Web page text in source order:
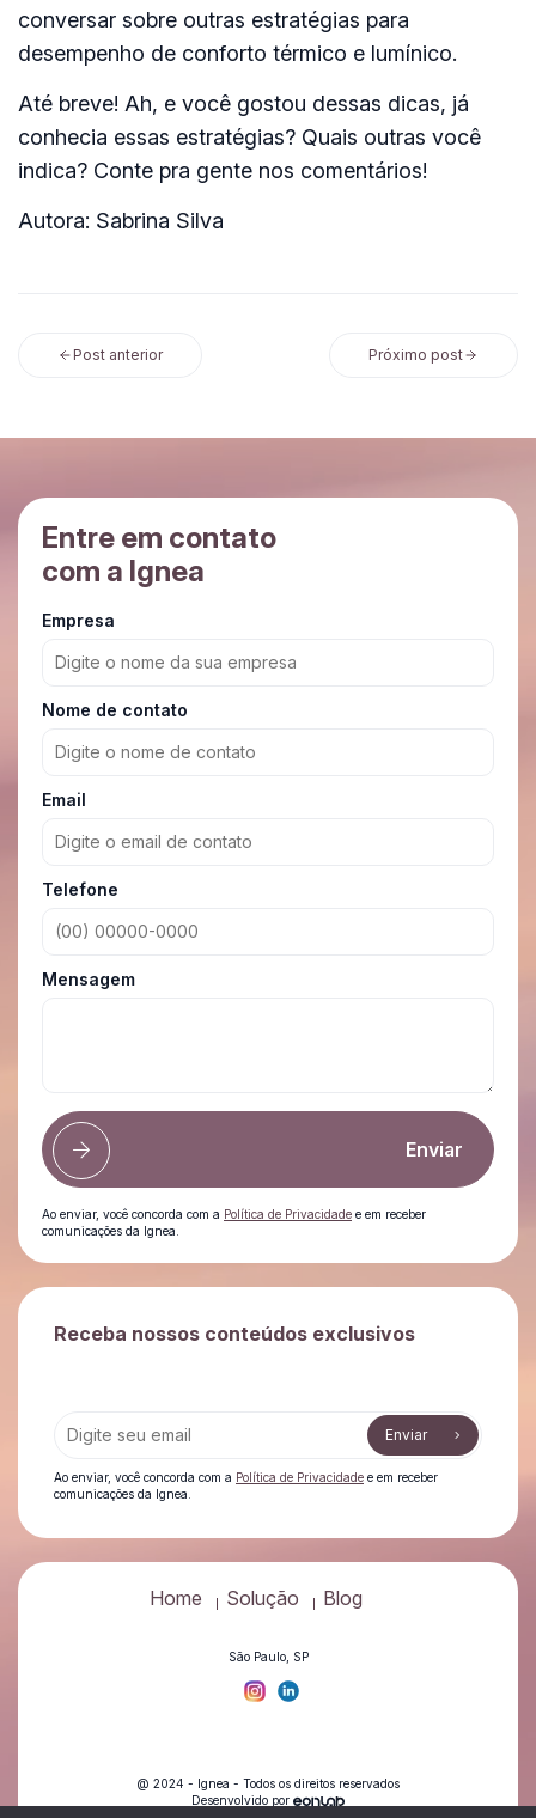
conversar sobre outras estratégias para
desempenho de conforto térmico e lumínico.
Até breve! Ah, e você gostou dessas dicas, já
conhecia essas estratégias? Quais outras você
indica? Conte pra gente nos comentários!
Autora: Sabrina Silva
Post anterior Próximo post
Entre em contato
com a Ignea
Empresa
Nome de contato
Email
Telefone
Mensagem
Enviar
Ao enviar, você concorda com a Política de Privacidade e em receber
comunicações da Ignea.
Receba nossos conteúdos exclusivos
Enviar
Ao enviar, você concorda com a Política de Privacidade e em receber
comunicações da Ignea.
Home Solução Blog
São Paulo, SP
@ 2024 - Ignea - Todos os direitos reservados
Desenvolvido por